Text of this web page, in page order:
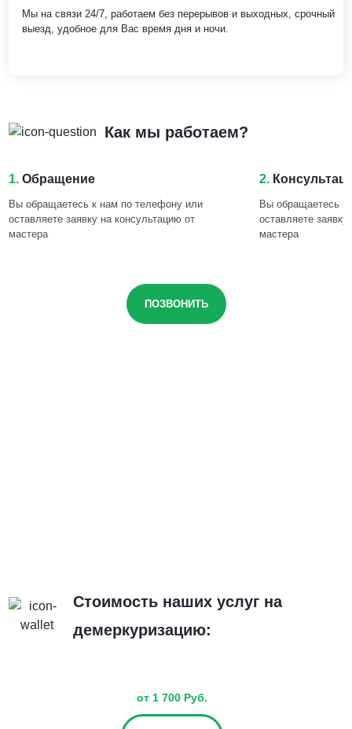
Мы на связи 24/7, работаем без перерывов и выходных, срочный
выезд, удобное для Вас время дня и ночи.
Как мы работаем?
1. Обращение
Вы обращаетесь к нам по телефону или
оставляете заявку на консультацию от
мастера
2.
Вы обращаетесь
оставляете
мастера
ПОЗВОНИТЬ
Стоимость наших услуг на
демеркуризацию:
от 1 700 Руб.